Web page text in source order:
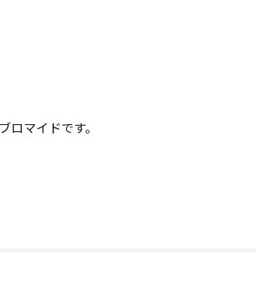
マイドです。